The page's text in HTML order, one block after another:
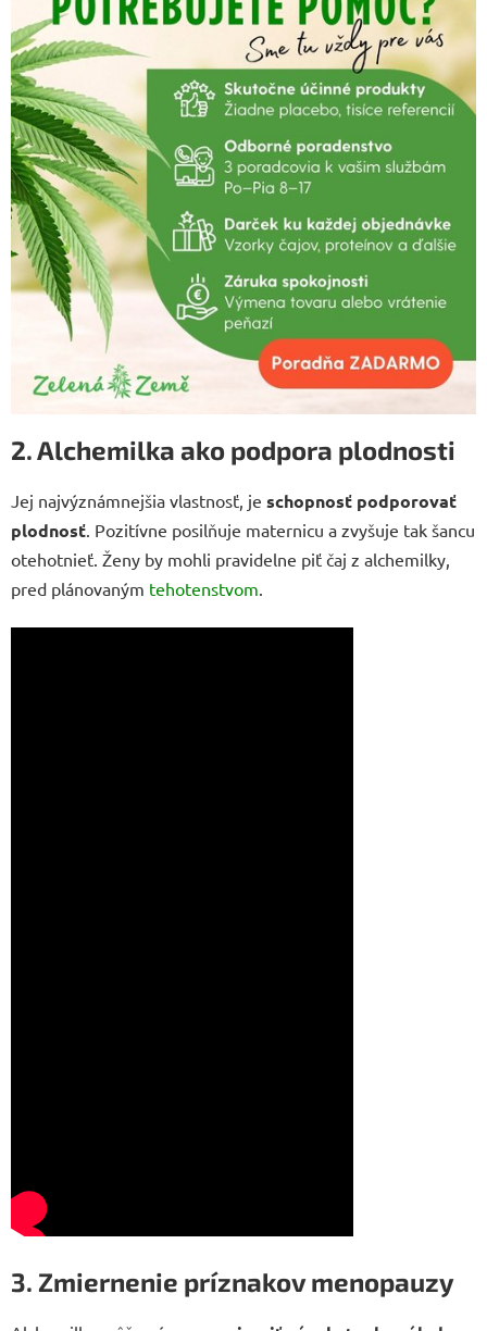
2. Alchemilka ako podpora plodnosti
Jej najvýznámnejšia vlastnosť, je schopnosť podporovať
plodnosť. Pozitívne posilňuje maternicu a zvyšuje tak šancu
otehotnieť. Ženy by mohli pravidelne piť čaj z alchemilky,
pred plánovaným tehotenstvom.
3. Zmiernenie príznakov menopauzy